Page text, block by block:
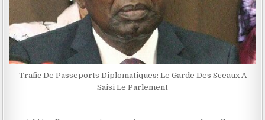
Trafic De Passeports Diplomatiques: Le Garde Des Sceaux A
Saisi Le Parlement